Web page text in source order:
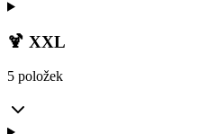
🍹 XXL
5 položek